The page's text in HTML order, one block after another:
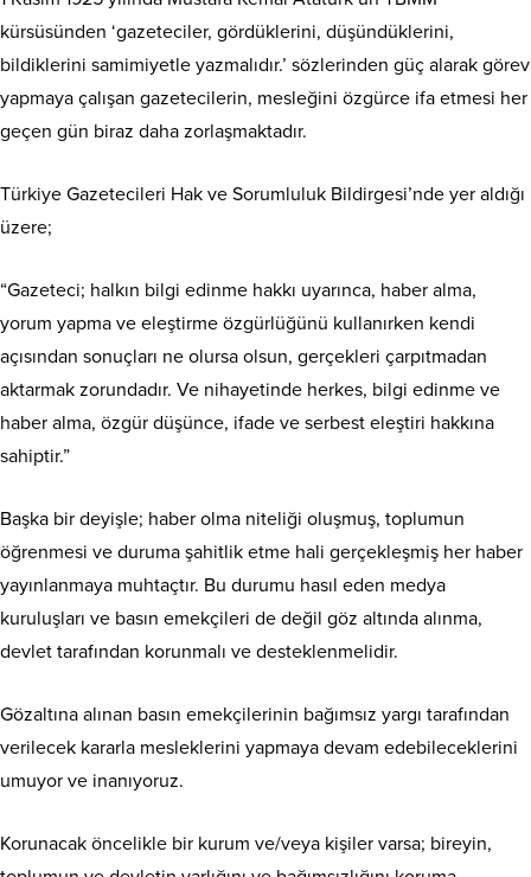
kürsüsünden ‘gazeteciler, gördüklerini, düşündüklerini,
bildiklerini samimiyetle yazmalıdır.’ sözlerinden güç alarak görev
yapmaya çalışan gazetecilerin, mesleğini özgürce ifa etmesi her
geçen gün biraz daha zorlaşmaktadır.
Türkiye Gazetecileri Hak ve Sorumluluk Bildirgesi’nde yer aldığı
üzere;
“Gazeteci; halkın bilgi edinme hakkı uyarınca, haber alma,
yorum yapma ve eleştirme özgürlüğünü kullanırken kendi
açısından sonuçları ne olursa olsun, gerçekleri çarpıtmadan
aktarmak zorundadır. Ve nihayetinde herkes, bilgi edinme ve
haber alma, özgür düşünce, ifade ve serbest eleştiri hakkına
sahiptir.”
Başka bir deyişle; haber olma niteliği oluşmuş, toplumun
öğrenmesi ve duruma şahitlik etme hali gerçekleşmiş her haber
yayınlanmaya muhtaçtır. Bu durumu hasıl eden medya
kuruluşları ve basın emekçileri de değil göz altında alınma,
devlet tarafından korunmalı ve desteklenmelidir.
Gözaltına alınan basın emekçilerinin bağımsız yargı tarafından
verilecek kararla mesleklerini yapmaya devam edebileceklerini
umuyor ve inanıyoruz.
Korunacak öncelikle bir kurum ve/veya kişiler varsa; bireyin,